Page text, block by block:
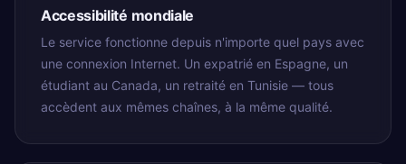
Accessibilité mondiale
Le service fonctionne depuis n'importe quel pays avec
une connexion Internet. Un expatrié en Espagne, un
étudiant au Canada, un retraité en Tunisie — tous
accèdent aux mêmes chaînes, à la même qualité.